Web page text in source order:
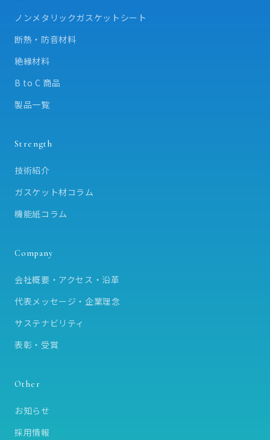
ノンメタリックガスケットシート
断熱・防音材料
絶縁材料
B to C 商品
製品一覧
Strength
技術紹介
ガスケット材コラム
機能紙コラム
Company
会社概要・アクセス・沿革
代表メッセージ・企業理念
サステナビリティ
表彰・受賞
Other
お知らせ
採用情報